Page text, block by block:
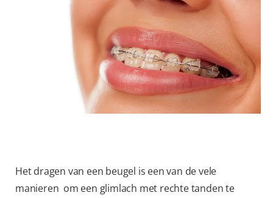
CONTROLE MONDGEZONDHEID
PRODUCTMATCH
BE (NL)
Het dragen van een beugel is een van de vele
manieren om een glimlach met rechte tanden te